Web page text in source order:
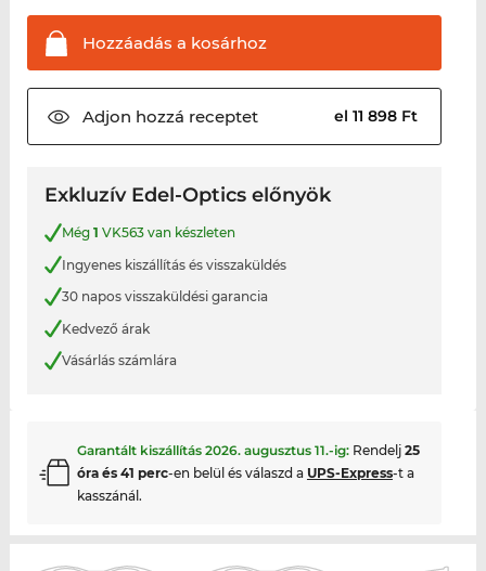
Hozzáadás a kosárhoz
Adjon hozzá receptet el 11 898 Ft
Exkluzív Edel-Optics előnyök
Még 1 VK563 van készleten
Ingyenes kiszállítás és visszaküldés
30 napos visszaküldési garancia
Kedvező árak
Vásárlás számlára
Garantált kiszállítás 2026. augusztus 11.-ig: Rendelj 25
óra és 41 perc-en belül és válaszd a UPS-Express-t a
kasszánál.